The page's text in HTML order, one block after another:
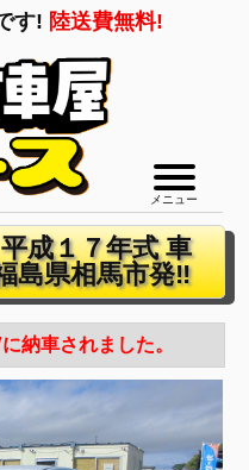
す! 陸送費無料!
メニュー
成１７年式 車
島県相馬市発‼
納車されました。